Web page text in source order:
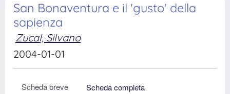
San Bonaventura e il 'gusto' della
sapienza
Zucal, Silvano
2004-01-01
Scheda breve
Scheda completa